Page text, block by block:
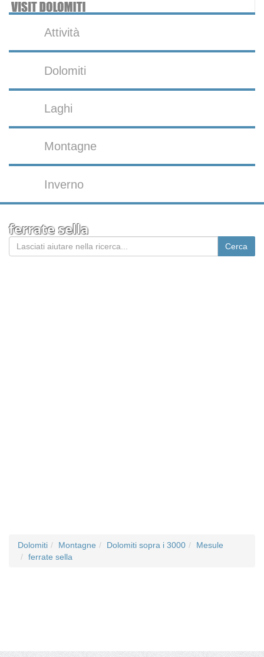
Attività
Dolomiti
Laghi
Montagne
Inverno
ferrate sella
Dolomiti Montagne Dolomiti sopra i 3000
Mesule
ferrate sella